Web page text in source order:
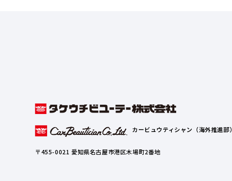
カービュウティシャン（海外推進部）
〒455-0021 愛知県名古屋市港区木場町2番地